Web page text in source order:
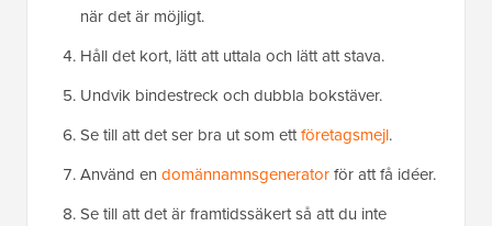
när det är möjligt.
Håll det kort, lätt att uttala och lätt att stava.
Undvik bindestreck och dubbla bokstäver.
Se till att det ser bra ut som ettföretagsmejl.
Använd en domännamnsgeneratorför att få idéer.
Se till att det är framtidssäkert så att du inte